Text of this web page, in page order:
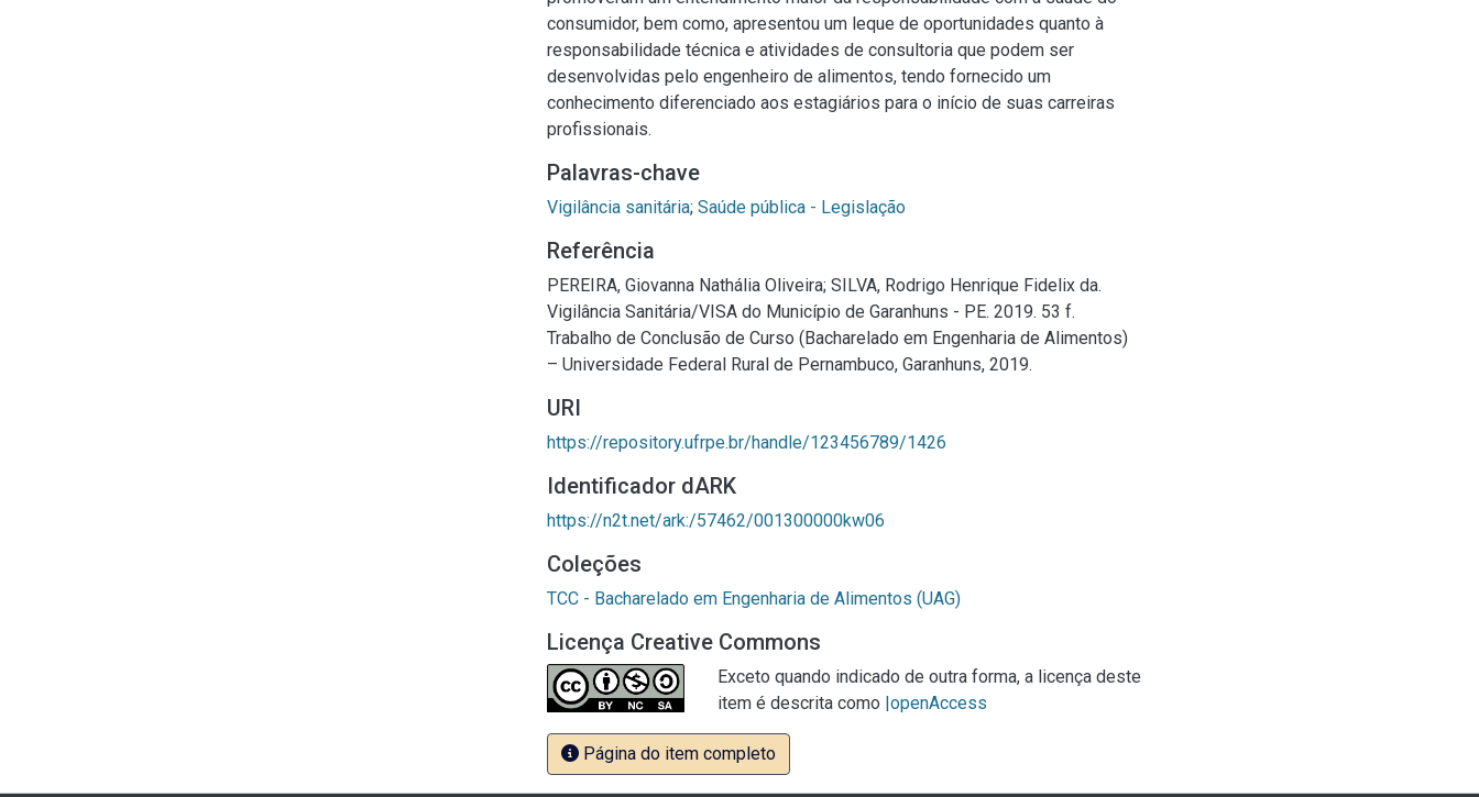
consumidor, bem como, apresentou um leque de oportunidades quanto à
responsabilidade técnica e atividades de consultoria que podem ser
desenvolvidas pelo engenheiro de alimentos, tendo fornecido um
conhecimento diferenciado aos estagiários para o início de suas carreiras
profissionais.
Palavras-chave
Vigilância sanitária; Saúde pública - Legislação
Referência
PEREIRA, Giovanna Nathália Oliveira; SILVA, Rodrigo Henrique Fidelix da.
Vigilância Sanitária/VISA do Município de Garanhuns - PE. 2019. 53 f.
Trabalho de Conclusão de Curso (Bacharelado em Engenharia de Alimentos)
– Universidade Federal Rural de Pernambuco, Garanhuns, 2019.
URI
https://repository.ufrpe.br/handle/123456789/1426
Identificador dARK
https://n2t.net/ark:/57462/001300000kw06
Coleções
TCC - Bacharelado em Engenharia de Alimentos (UAG)
Licença Creative Commons
Exceto quando indicado de outra forma, a licença deste
item é descrita como |openAccess
Página do item completo